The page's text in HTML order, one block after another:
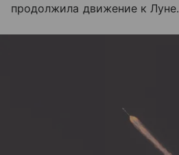
продолжила движение к Луне.